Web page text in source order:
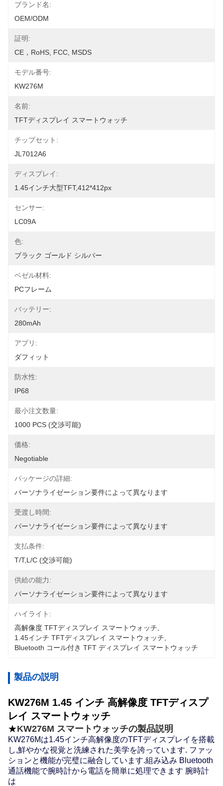
ブランド名:
OEM/ODM
証明:
CE，RoHS, FCC, MSDS
モデル番号:
KW276M
名前:
TFTディスプレイ スマートウォッチ
チップセット:
JL7012A6
ディスプレイ:
1.45インチ大型TFT,412*412px
センサー:
LC09A
色:
ブラック ゴールド シルバー
ベゼル材料:
PCフレーム
バッテリー:
280mAh
アプリ:
ダフィット
防水性:
IP68
最小注文数量:
1000 PCS (交渉可能)
価格:
Negotiable
パッケージの詳細:
パーソナライゼーション要件によって異なります
受渡し時間:
パーソナライゼーション要件によって異なります
支払条件:
T/T,L/C (交渉可能)
供給の能力:
パーソナライゼーション要件によって異なります
ハイライト:
高解像度 TFTディスプレイ スマートウォッチ
1.45インチ TFTディスプレイ スマートウォッチ
Bluetooth コール付き TFT ディスプレイ スマートウォッチ
製品の説明
KW276M 1.45 インチ 高解像度 TFTディスプ
レイ スマートウォッチ
★KW276M スマートウォッチの製品説明
KW276Mは1.45インチ高解像度のTFTディスプレイを搭載
し,鮮やかな視覚と洗練された美学を誇っています. ファッ
ションと機能が完璧に融合しています.組み込み Bluetooth
通話機能で腕時計から電話を簡単に処理できます 腕時計
は